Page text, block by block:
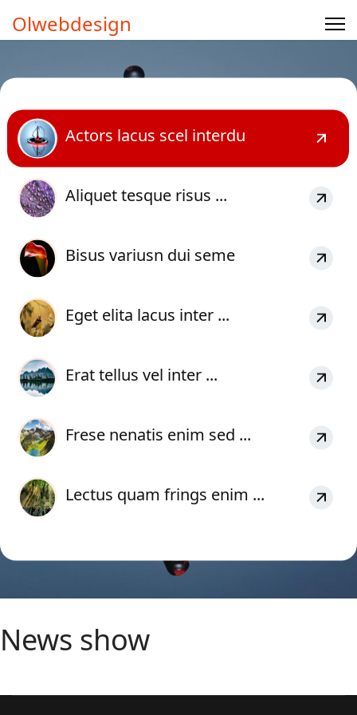
Olwebdesign
Actors lacus scel interdu
Aliquet tesque risus ...
Bisus variusn dui seme
Eget elita lacus inter ...
Erat tellus vel inter ...
Frese nenatis enim sed ...
Lectus quam frings enim ...
News show